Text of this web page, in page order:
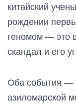
китайский
рождении
геномом — это
скандал и его
Оба события —
азиломарской